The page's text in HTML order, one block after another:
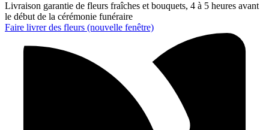
Livraison garantie de fleurs fraîches et bouquets, 4 à 5 heures avant
le début de la cérémonie funéraire
Faire livrer des fleurs (nouvelle fenêtre)